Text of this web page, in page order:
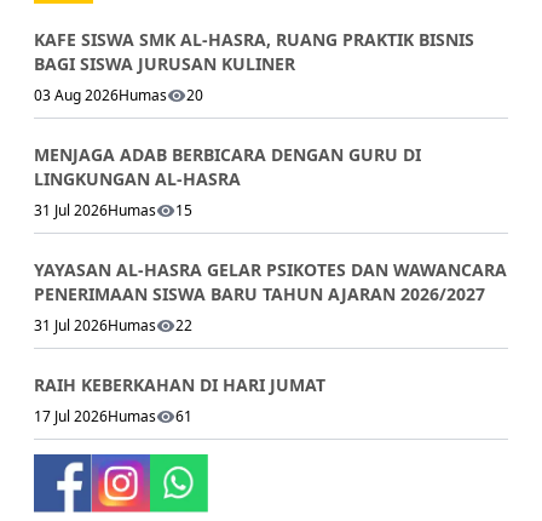
KAFE SISWA SMK AL-HASRA, RUANG PRAKTIK BISNIS
BAGI SISWA JURUSAN KULINER
03 Aug 2026Humas 20
MENJAGA ADAB BERBICARA DENGAN GURU DI
LINGKUNGAN AL-HASRA
31 Jul 2026Humas 15
YAYASAN AL-HASRA GELAR PSIKOTES DAN WAWANCARA
PENERIMAAN SISWA BARU TAHUN AJARAN 2026/2027
31 Jul 2026Humas 22
RAIH KEBERKAHAN DI HARI JUMAT
17 Jul 2026Humas 61